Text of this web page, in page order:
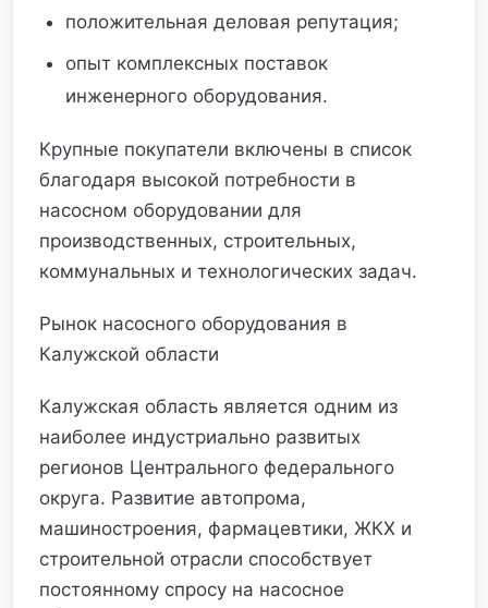
положительная деловая репутация;
опыт комплексных поставок
инженерного оборудования.
Крупные покупатели включены в список
благодаря высокой потребности в
насосном оборудовании для
производственных, строительных,
коммунальных и технологических задач.
Рынок насосного оборудования в
Калужской области
Калужская область является одним из
наиболее индустриально развитых
регионов Центрального федерального
округа. Развитие автопрома,
машиностроения, фармацевтики, ЖКХ и
строительной отрасли способствует
постоянному спросу на насосное